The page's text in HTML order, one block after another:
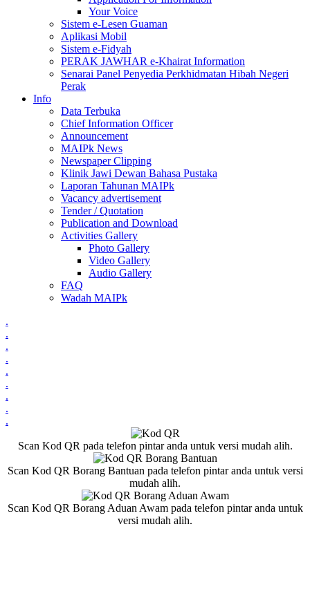
Your Voice
Sistem e-Lesen Guaman
Aplikasi Mobil
Sistem e-Fidyah
PERAK JAWHAR e-Khairat Information
Senarai Panel Penyedia Perkhidmatan Hibah Negeri
Perak
Info
Data Terbuka
Chief Information Officer
Announcement
MAIPk News
Newspaper Clipping
Klinik Jawi Dewan Bahasa Pustaka
Laporan Tahunan MAIPk
Vacancy advertisement
Tender / Quotation
Publication and Download
Activities Gallery
Photo Gallery
Video Gallery
Audio Gallery
FAQ
Wadah MAIPk
.
.
.
.
.
.
.
.
.
Scan Kod QR pada telefon pintar anda untuk versi mudah alih.
Scan Kod QR Borang Bantuan pada telefon pintar anda untuk versi
mudah alih.
Scan Kod QR Borang Aduan Awam pada telefon pintar anda untuk
versi mudah alih.